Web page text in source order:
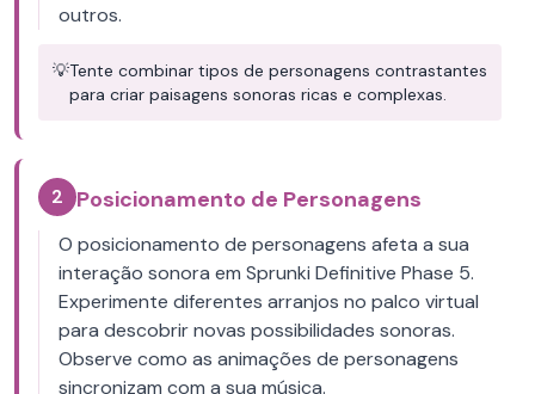
outros.
💡Tente combinar tipos de personagens contrastantes
para criar paisagens sonoras ricas e complexas.
2 Posicionamento de Personagens
O posicionamento de personagens afeta a sua
interação sonora em Sprunki Definitive Phase 5.
Experimente diferentes arranjos no palco virtual
para descobrir novas possibilidades sonoras.
Observe como as animações de personagens
sincronizam com a sua música.